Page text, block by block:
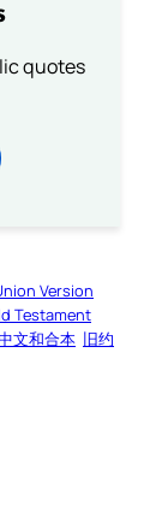
quotes
Version
Testament
文和合本 旧约